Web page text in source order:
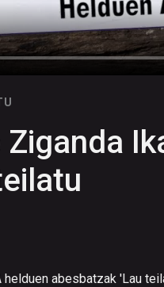
Ziganda
helduen abesbatzak 'Lau